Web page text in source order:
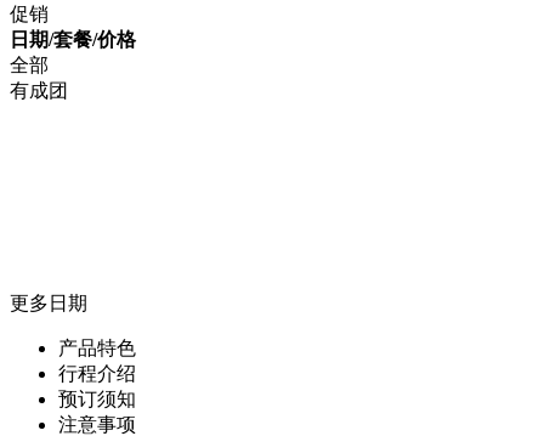
促销
日期/套餐/价格
全部
有成团
更多日期
产品特色
行程介绍
预订须知
注意事项